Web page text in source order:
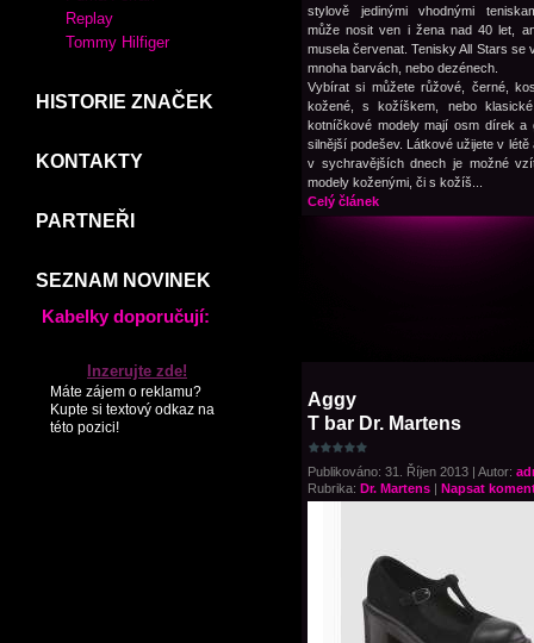
stylově jedinými vhodnými
může nosit ven i žena nad 40 let,
musela červenat. Tenisky All Stars se
mnoha barvách, nebo dezénech.
Vybírat si můžete růžové, černé,
kožené, s kožíškem, nebo
kotníčkové modely mají osm dírek a
silnější podešev. Látkové užijete v létě
v sychravějších dnech je možné
modely koženými, či s kožíš...
Celý článek
Aggy
T bar Dr. Martens
Publikováno: 31. Říjen 2013 | Autor:
Rubrika: Dr. Martens | Napsat
Replay
Tommy Hilfiger
HISTORIE ZNAČEK
KONTAKTY
PARTNEŘI
SEZNAM NOVINEK
Kabelky doporučují:
Inzerujte zde!
Máte zájem o reklamu?
Kupte si textový odkaz na
této pozici!